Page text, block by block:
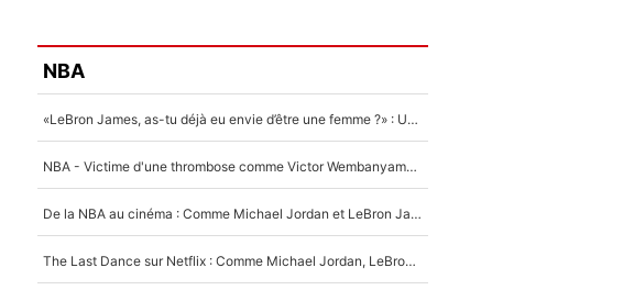
NBA
«LeBron James, as-tu déjà eu envie d’être une femme ?» : Un dérapage de Donald Trump sur la superstar de la NBA refait surface
NBA - Victime d'une thrombose comme Victor Wembanyama, Chris Bosh prévient le Français des risques sur sa santé : «J’ai failli mourir sur le coup et j’ai été ramené à la vie»
De la NBA au cinéma : Comme Michael Jordan et LeBron James, Victor Wembanyama rêve d'une carrière d'acteur !
The Last Dance sur Netflix : Comme Michael Jordan, LeBron James va avoir le droit à sa série !